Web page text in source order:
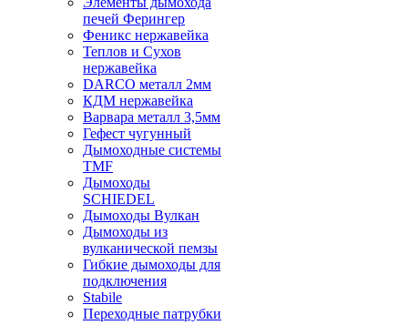
печей Ферингер
Феникс нержавейка
Теплов и Сухов
нержавейка
DARCO металл 2мм
КДМ нержавейка
Варвара металл 3,5мм
Гефест чугунный
Дымоходные системы
TMF
Дымоходы
SCHIEDEL
Дымоходы Вулкан
Дымоходы из
вулканической пемзы
Гибкие дымоходы для
подключения
Stabile
Переходные патрубки